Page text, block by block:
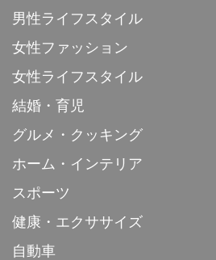
男性ライフスタイル
女性ファッション
女性ライフスタイル
結婚・育児
グルメ・クッキング
ホーム・インテリア
スポーツ
健康・エクササイズ
自動車